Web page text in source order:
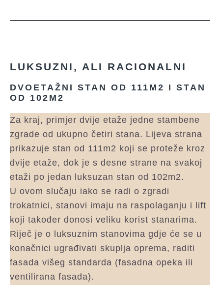
LUKSUZNI, ALI RACIONALNI
DVOETAŽNI STAN OD 111M2 I STAN
OD 102M2
Za kraj, primjer dvije etaže jedne stambene
zgrade od ukupno četiri stana. Lijeva strana
prikazuje stan od 111m2 koji se proteže kroz
dvije etaže, dok je s desne strane na svakoj
etaži po jedan luksuzan stan od 102m2.
U ovom slučaju iako se radi o zgradi
trokatnici, stanovi imaju na raspolaganju i lift
koji također donosi veliku korist stanarima.
Riječ je o luksuznim stanovima gdje će se u
konačnici ugrađivati skuplja oprema, raditi
fasada višeg standarda (fasadna opeka ili
ventilirana fasada).